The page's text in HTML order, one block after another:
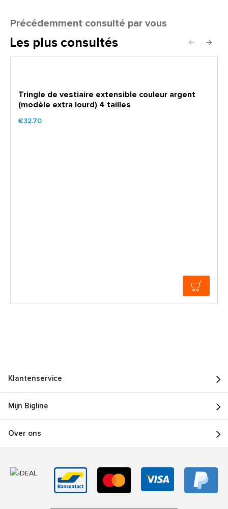
Précédemment consulté par vous
Les plus consultés
Tringle de vestiaire extensible couleur argent
(modèle extra lourd) 4 tailles
€32.70
Klantenservice
Mijn Bigline
Over ons